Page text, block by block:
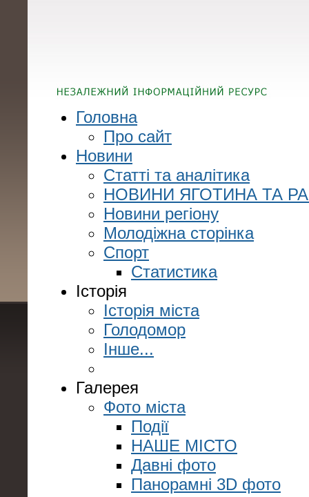
Головна
Про сайт
Новини
Статті та аналітика
НОВИНИ ЯГОТИНА ТА
Новини регіону
Молодіжна сторінка
Спорт
Статистика
Історія
Історія міста
Голодомор
Інше...
Галерея
Фото міста
Події
НАШЕ МІСТО
Давні фото
Панорамні 3D фото